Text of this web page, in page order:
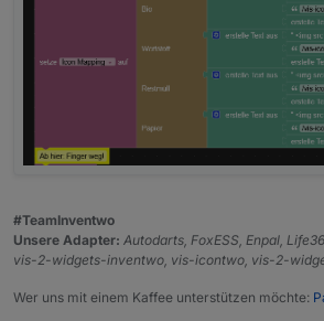
#TeamInventwo
Unsere Adapter: Autodarts, FoxESS, Enpal,
vis-2-widgets-inventwo, vis-icontwo, vis-2-
Wer uns mit einem Kaffee unterstützen möchte: